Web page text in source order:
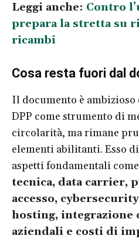
Leggi anche: Contro
prepara la stretta su
ricambi
Cosa resta fuori dal
Il documento è
DPP come strumento di
circolarità, ma rimane
elementi abilitanti. Esso
aspetti fondamentali come
tecnica, data carrier,
accesso,
hosting, integrazione
aziendali e costi di